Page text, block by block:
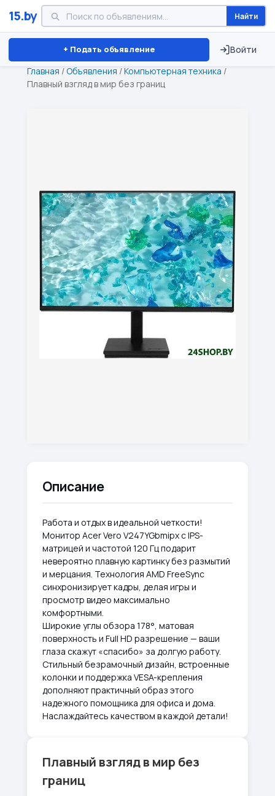
15.by Найти
+ Подать объявление Войти
Минск Витебск Брест ⏱ ТОЛЬКО 15 ДНЕЙ
Главная /Объявления /Компьютерная техника /
Плавный взгляд в мир без границ
Описание
Работа и отдых в идеальной четкости!
Монитор Acer Vero V247YGbmipx с IPS-
матрицей и частотой 120 Гц подарит
невероятно плавную картинку без размытий
и мерцания. Технология AMD FreeSync
синхронизирует кадры, делая игры и
просмотр видео максимально
комфортными.
Широкие углы обзора 178°, матовая
поверхность и Full HD разрешение — ваши
глаза скажут «спасибо» за долгую работу.
Стильный безрамочный дизайн, встроенные
колонки и поддержка VESA-крепления
дополняют практичный образ этого
надежного помощника для офиса и дома.
Наслаждайтесь качеством в каждой детали!
Плавный взгляд в мир без
границ